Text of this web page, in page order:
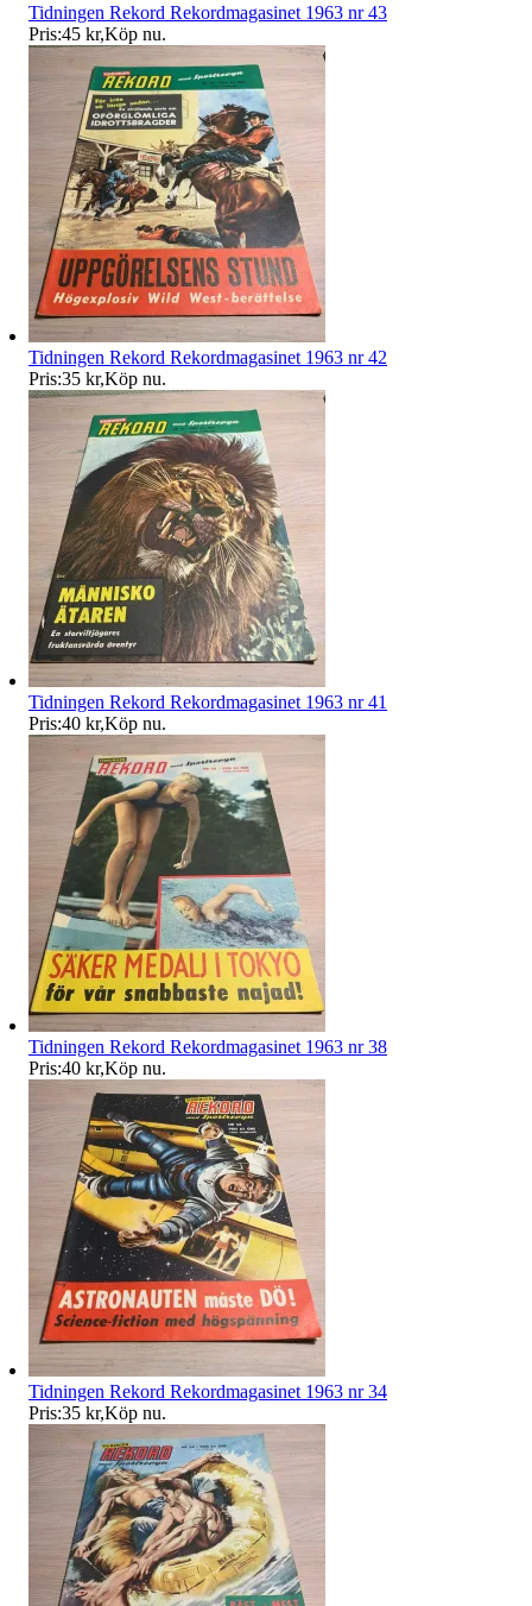
Tidningen Rekord Rekordmagasinet 1963 nr 43
Pris:45 kr,Köp nu.
Tidningen Rekord Rekordmagasinet 1963 nr 42
Pris:35 kr,Köp nu.
Tidningen Rekord Rekordmagasinet 1963 nr 41
Pris:40 kr,Köp nu.
Tidningen Rekord Rekordmagasinet 1963 nr 38
Pris:40 kr,Köp nu.
Tidningen Rekord Rekordmagasinet 1963 nr 34
Pris:35 kr,Köp nu.